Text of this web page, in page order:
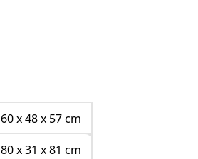
60 x 48 x 57 cm
80 x 31 x 81 cm